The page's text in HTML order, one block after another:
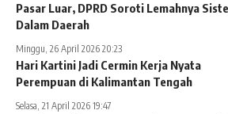
Pasar Luar, DPRD Soroti Lemahnya
Dalam Daerah
Minggu, 26 April 2026 20:23
Hari Kartini Jadi Cermin Kerja Nyata
Perempuan di Kalimantan Tengah
Selasa, 21 April 2026 19:47